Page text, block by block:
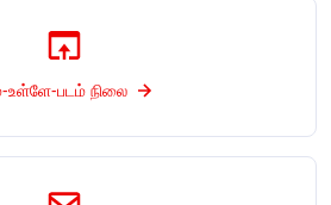
உள்ளே-படம் நிலை